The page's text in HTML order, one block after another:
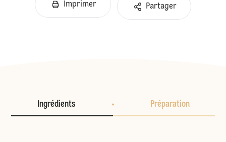
Imprimer Partager
Ingrédients Préparation